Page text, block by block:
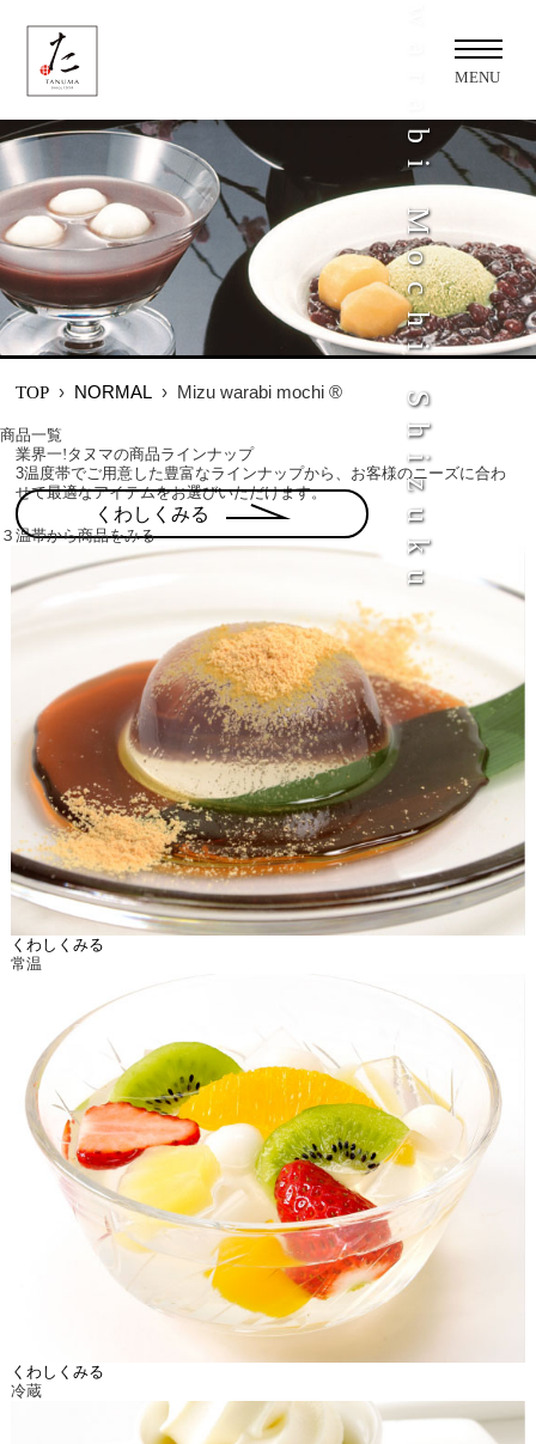
MENU
Mizuwarabi Mochi Shizuku
TOP › NORMAL › Mizu warabi mochi ®️
商品一覧
業界一!タヌマの商品ラインナップ
3温度帯でご用意した豊富なラインナップから、お客様のニーズに合わ
せて最適なアイテムをお選びいただけます。
くわしくみる
３温帯から商品をみる
くわしくみる
常温
くわしくみる
冷蔵